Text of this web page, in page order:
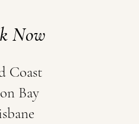
Now
Coast
Bay